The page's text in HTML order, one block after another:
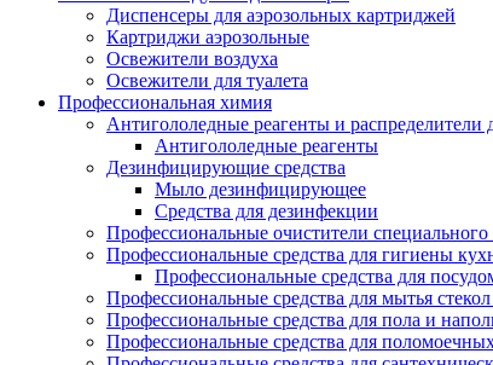
Диспенсеры для аэрозольных картриджей
Картриджи аэрозольные
Освежители воздуха
Освежители для туалета
Профессиональная химия
Антигололедные реагенты и распределители
Антигололедные реагенты
Дезинфицирующие средства
Мыло дезинфицирующее
Средства для дезинфекции
Профессиональные очистители специального
Профессиональные средства для гигиены
Профессиональные средства для
Профессиональные средства для мытья стекол
Профессиональные средства для пола и
Профессиональные средства для